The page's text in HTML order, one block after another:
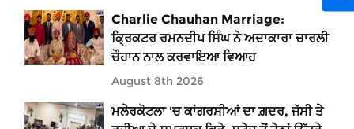
Charlie Chauhan Marriage:
ਕ੍ਰਿਕਟਰ ਰਮਨਦੀਪ ਸਿੰਘ ਨੇ ਅਦਾਕਾਰਾ ਚਾਰਲੀ
ਚੌਹਾਨ ਨਾਲ ਕਰਵਾਇਆ ਵਿਆਹ
August 8th 2026
ਮਲੇਰਕੋਟਲਾ 'ਚ ਕਾਂਗਰਸੀਆਂ ਦਾ ਗ਼ਦਰ, ਜੱਸੀ ਤੇ